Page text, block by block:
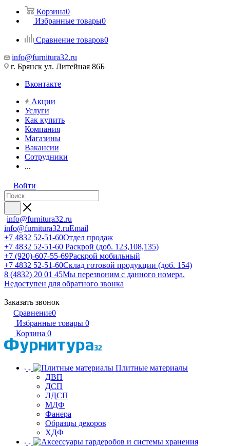
Корзина0
Избранные товары0
Сравнение товаров0
info@furnitura32.ru
г. Брянск ул. Литейная 86Б
Вконтакте
Акции
Услуги
Как купить
Компания
Магазины
Вакансии
Сотрудники
...
Войти
info@furnitura32.ru
info@furnitura32.ruEmail
+7 4832 52-51-60Отдел продаж
+7 4832 52-51-60 Раскрой (доб. 123,108,135)
+7 (920)-607-55-69Раскрой мобильный
+7 4832 52-51-60Склад готовой продукции (доб. 154)
8 (4832) 20 01 45Мы перезвоним с данного номера.
Недоступен для обратного звонка
Заказать звонок
Сравнение0
Избранные товары 0
Корзина 0
Плитные материалы
ДВП
ДСП
ЛДСП
МДФ
Фанера
Образцы декоров
ХДФ